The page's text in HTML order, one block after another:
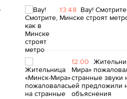
13:48 Вау!
Минске строят
12:00
Мира»
странные звуки
ей предложили
объяснения